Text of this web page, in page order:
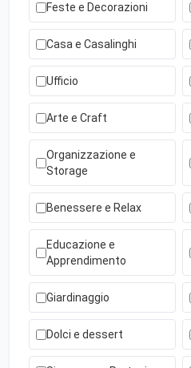
Feste e Decorazioni
Casa e Casalinghi
Ufficio
Arte e Craft
Organizzazione e
Storage
Benessere e Relax
Educazione e
Apprendimento
Giardinaggio
Dolci e dessert